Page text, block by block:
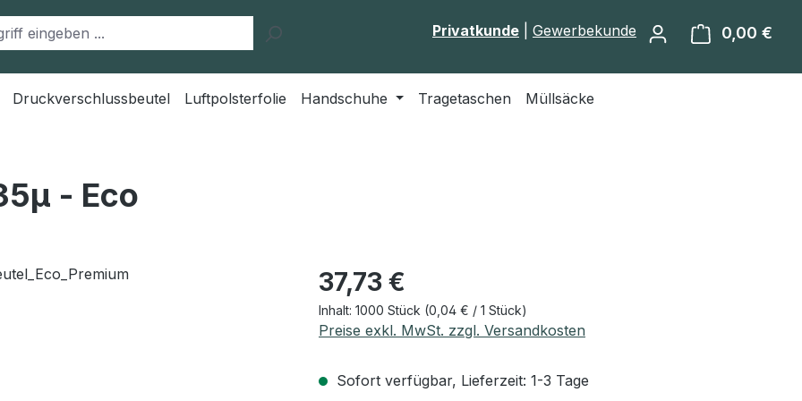
Privatkunde Gewerbekunde 0,00 €
Druckverschlussbeutel Luftpolsterfolie Handschuhe Tragetaschen Müllsäcke
- Eco
Regulärer Preis:
37,73 €
Inhalt: 1000 Stück (0,04 € / 1 Stück)
Preise exkl. MwSt. zzgl. Versandkosten
Sofort verfügbar, Lieferzeit: 1-3 Tage